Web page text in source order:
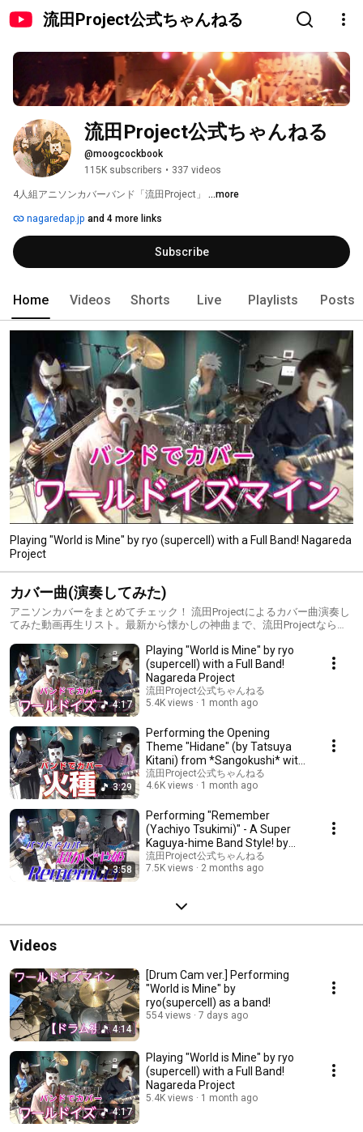
流田Project公式ちゃんねる
流田Project公式ちゃんねる
@moogcockbook
115K subscribers • 337 videos
4人組アニソンカバーバンド「流田Project」 ...more
nagaredap.jp and 4 more links
Subscribe
Home Videos Shorts Live Playlists Posts
Playing "World is Mine" by ryo (supercell) with a Full Band! Nagareda
Project
カバー曲(演奏してみた)
アニソンカバーをまとめてチェック！ 流田Projectによるカバー曲演奏し
てみた動画再生リスト。最新から懐かしの神曲まで、流田Projectならで
して最新のカバー動画をチェックしてください。
4:17
Playing "World is Mine" by ryo
(supercell) with a Full Band!
Nagareda Project
流田Project公式ちゃんねる
5.4K views
1 month ago
3:29
Performing the Opening
Theme "Hidane" (by Tatsuya
Kitani) from *Sangokushi* with
a full band. Nag...
流田Project公式ちゃんねる
4.6K views
1 month ago
3:58
Performing "Remember
(Yachiyo Tsukimi)" - A Super
Kaguya-hime Band Style! by
Nagareda Project
流田Project公式ちゃんねる
7.5K views
2 months ago
Videos
4:14
[Drum Cam ver.] Performing
"World is Mine" by
ryo(supercell) as a band!
554 views 7 days ago
4:17
Playing "World is Mine" by ryo
(supercell) with a Full Band!
Nagareda Project
5.4K views 1 month ago